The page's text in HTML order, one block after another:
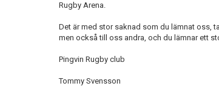
Rugby Arena.
Det är med stor saknad som du lämnat oss,
men också till oss andra, och du lämnar ett
Pingvin Rugby club
Tommy Svensson